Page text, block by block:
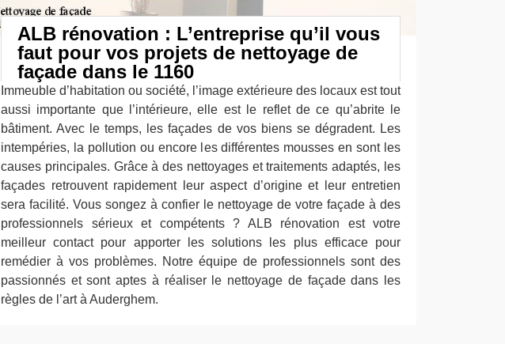
ALB rénovation : L’entreprise qu’il vous
faut pour vos projets de nettoyage de
façade dans le 1160
Immeuble d’habitation ou société, l’image extérieure des locaux est tout
aussi importante que l’intérieure, elle est le reflet de ce qu’abrite le
bâtiment. Avec le temps, les façades de vos biens se dégradent. Les
intempéries, la pollution ou encore les différentes mousses en sont les
causes principales. Grâce à des nettoyages et traitements adaptés, les
façades retrouvent rapidement leur aspect d’origine et leur entretien
sera facilité. Vous songez à confier le nettoyage de votre façade à des
professionnels sérieux et compétents ? ALB rénovation est votre
meilleur contact pour apporter les solutions les plus efficace pour
remédier à vos problèmes. Notre équipe de professionnels sont des
passionnés et sont aptes à réaliser le nettoyage de façade dans les
règles de l’art à Auderghem.